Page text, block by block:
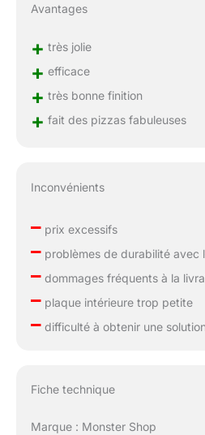
Avantages
+ très jolie
+ efficace
+ très bonne finition
+ fait des pizzas fabuleuses
Inconvénients
–prix excessifs
–problèmes de durabilité avec
–dommages fréquents à la
–plaque intérieure trop petite
–difficulté à obtenir une
Fiche technique
Marque : Monster Shop